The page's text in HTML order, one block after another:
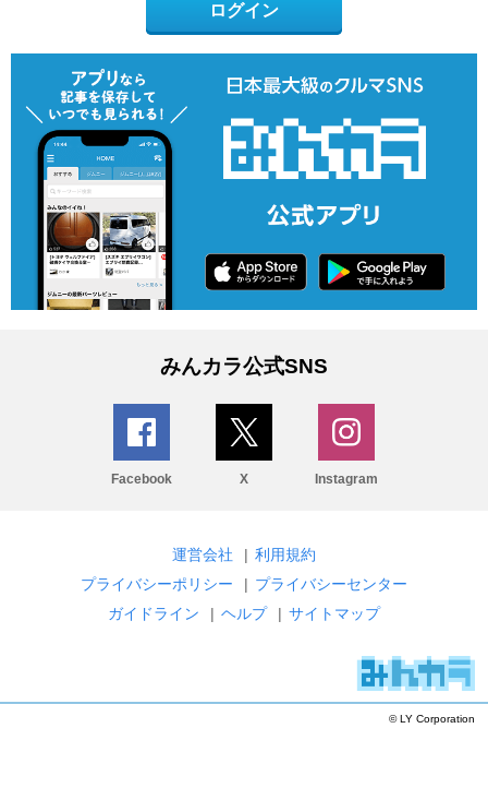
ログイン
みんカラ公式SNS
Facebook X Instagram
運営会社 | 利用規約
プライバシーポリシー
| プライバシーセンター
ガイドライン
| ヘルプ | サイトマップ
© LY Corporation